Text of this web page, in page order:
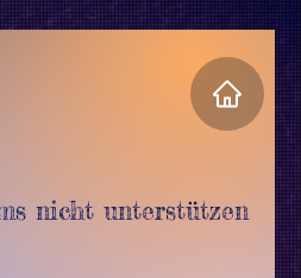
nicht unterstützen